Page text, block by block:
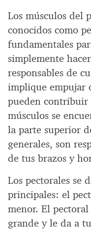
Los músculos del
conocidos como
fundamentales
simplemente
responsables de
implique empujar
pueden contribuir
músculos se
la parte superior
generales, son
de tus brazos y
Los pectorales se
principales: el
menor. El
grande y le da a